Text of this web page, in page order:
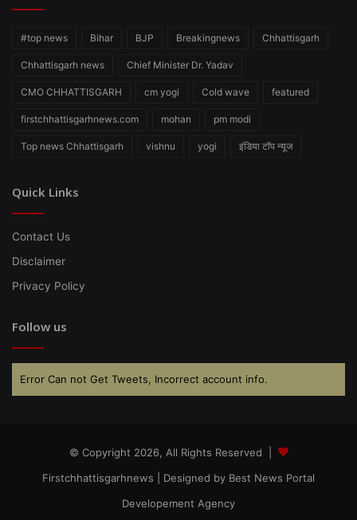
#top news Bihar BJP Breakingnews Chhattisgarh
Chhattisgarh news Chief Minister Dr. Yadav
CMO CHHATTISGARH cm yogi Cold wave featured
firstchhattisgarhnews.com mohan pm modi
Top news Chhattisgarh vishnu yogi इंडिया टॉप न्यूज
Quick Links
Contact Us
Disclaimer
Privacy Policy
Follow us
Error Can not Get Tweets, Incorrect account info.
© Copyright 2026, All Rights Reserved |
Firstchhattisgarhnews | Designed by Best News Portal
Developement Agency